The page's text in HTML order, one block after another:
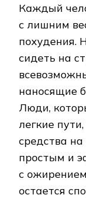
Каждый
с лишним
похудения.
сидеть на
наносящие
Люди,
легкие
средства
простым и
с
остается